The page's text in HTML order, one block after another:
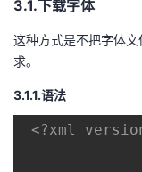
3.1.下载字体
这种方式是不把字体
求。
3.1.1.语法
<?xml